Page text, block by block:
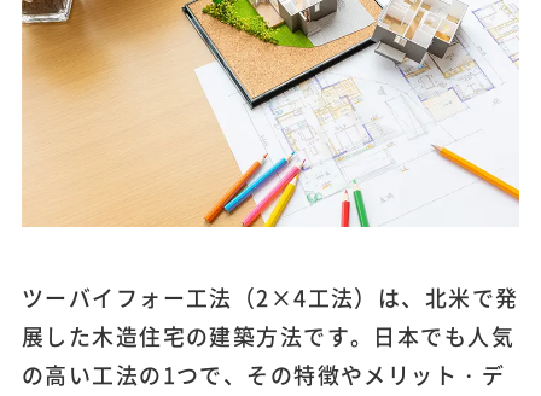
ツーバイフォー工法（2×4工法）は、北米で発
展した木造住宅の建築方法です。日本でも人気
の高い工法の1つで、その特徴やメリット・デ